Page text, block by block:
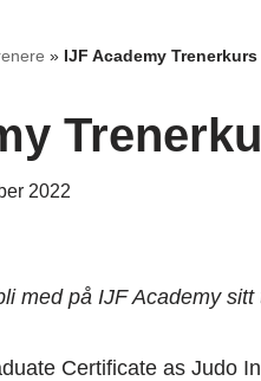
» IJF Academy Trenerkurs
2022
med på IJF Academy sitt
Certificate as Judo